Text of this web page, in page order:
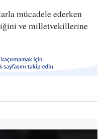
mücadele ederken
ve milletvekillerine